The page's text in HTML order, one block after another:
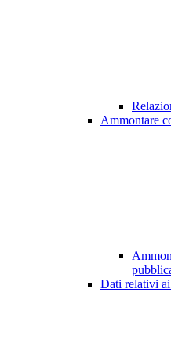
Ammontare
Dati relativi